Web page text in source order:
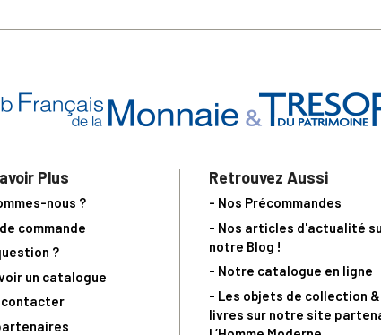
Plus
nous ?
commande
?
un catalogue
contacter
Retrouvez Aussi
- Nos Précommandes
- Nos articles d'actualité
notre Blog !
- Notre catalogue en ligne
- Les objets de collection
livres sur notre site